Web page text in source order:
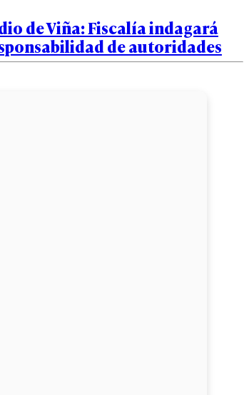
de Viña: Fiscalía indagará
de autoridades